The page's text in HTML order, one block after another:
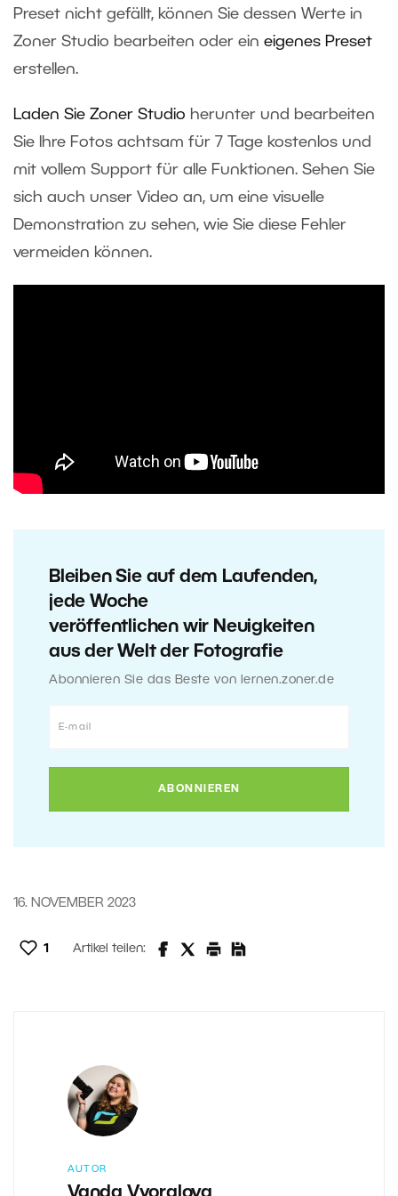
Preset nicht gefällt, können Sie dessen Werte in
Zoner Studio bearbeiten oder ein eigenes Preset
erstellen.
Laden Sie Zoner Studio herunter und bearbeiten
Sie Ihre Fotos achtsam für 7 Tage kostenlos und
mit vollem Support für alle Funktionen. Sehen Sie
sich auch unser Video an, um eine visuelle
Demonstration zu sehen, wie Sie diese Fehler
vermeiden können.
Bleiben Sie auf dem Laufenden,
jede Woche
veröffentlichen wir Neuigkeiten
aus der Welt der Fotografie
Abonnieren Sie das Beste von lernen.zoner.de
16. NOVEMBER 2023
1 Artikel teilen:
AUTOR